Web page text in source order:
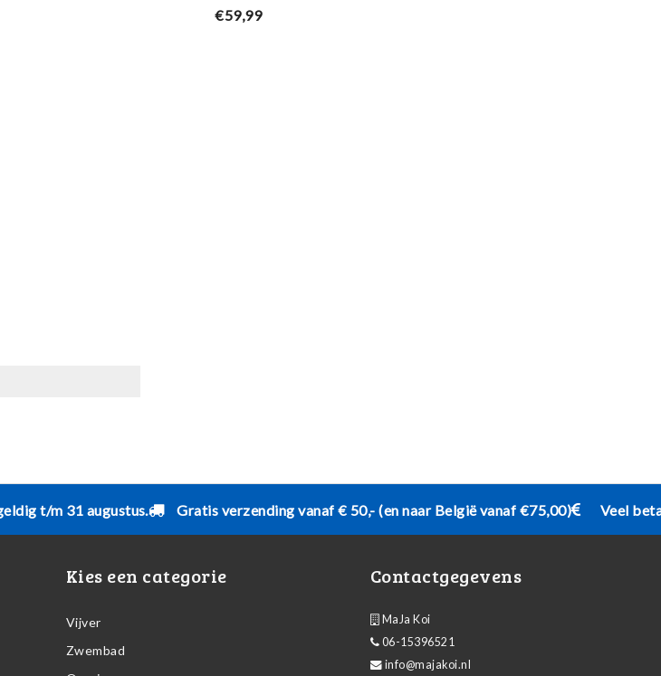
€59,99
t/m 31 augustus. Gratis verzending vanaf € 50,- (en naar België vanaf €75,00) Veel
Kies een categorie
Vijver
Zwembad
Contactgegevens
MaJa Koi
06-15396521
info@majakoi.nl